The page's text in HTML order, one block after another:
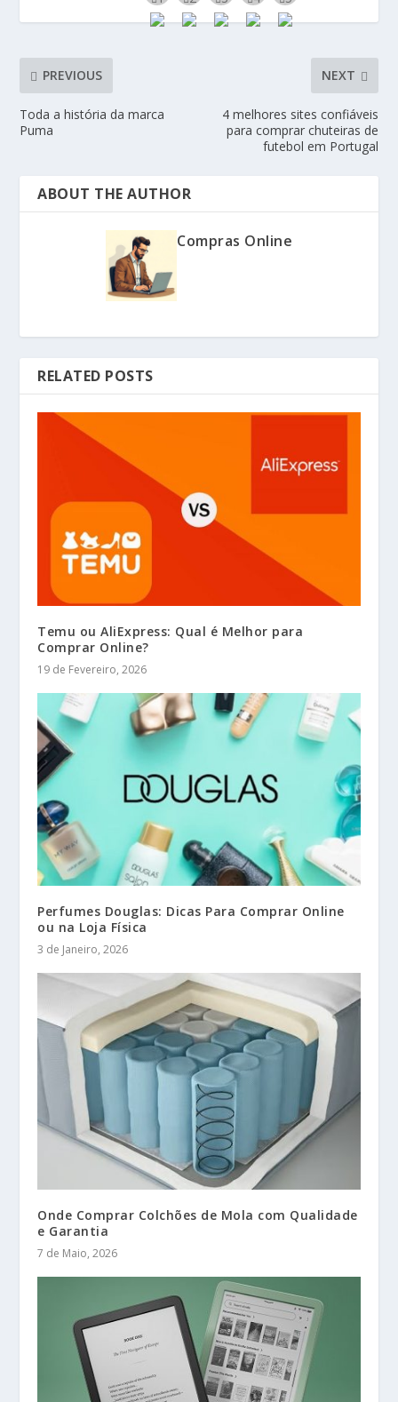
PREVIOUS
Toda a história da marca
Puma
NEXT
4 melhores sites confiáveis
para comprar chuteiras de
futebol em Portugal
ABOUT THE AUTHOR
Compras Online
RELATED POSTS
Temu ou AliExpress: Qual é Melhor para
Comprar Online?
19 de Fevereiro, 2026
Perfumes Douglas: Dicas Para Comprar Online
ou na Loja Física
3 de Janeiro, 2026
Onde Comprar Colchões de Mola com Qualidade
e Garantia
7 de Maio, 2026